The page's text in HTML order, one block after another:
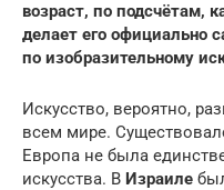
возраст, по подсчётам,
делает его официально
по изобразительному
Искусство, вероятно,
всем мире.
Европа не была
искусства. В Израиле